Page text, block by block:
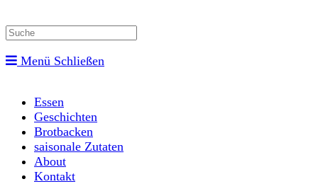
website
Menü Schließen
Essen
Geschichten
Brotbacken
saisonale Zutaten
About
Kontakt